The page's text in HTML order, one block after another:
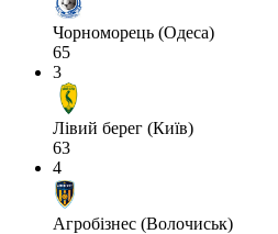
Чорноморець (Одеса)
65
3
Лівий берег (Київ)
63
4
Агробізнес (Волочиськ)